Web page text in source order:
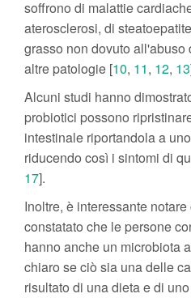
soffrono di malattie
aterosclerosi, di
grasso non dovuto all'abuso
altre patologie [10, 11, 12, 13
Alcuni studi hanno
probiotici possono
intestinale riportandola a
riducendo così i sintomi di
17].
Inoltre, è interessante
constatato che le persone
hanno anche un microbiota
chiaro se ciò sia una delle
risultato di una dieta e di